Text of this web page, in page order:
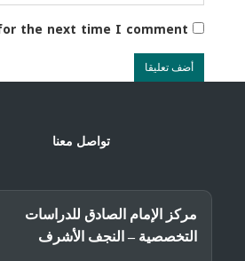
the next time I comment.
تواصل معنا
مركز الإمام الصادق للدراسات
التخصصية – النجف الأشرف